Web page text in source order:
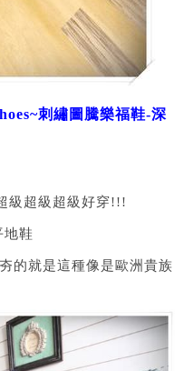
刺繡圖騰樂福鞋-深
級超級超級好穿!!!
地鞋
的就是這種像是歐洲貴族